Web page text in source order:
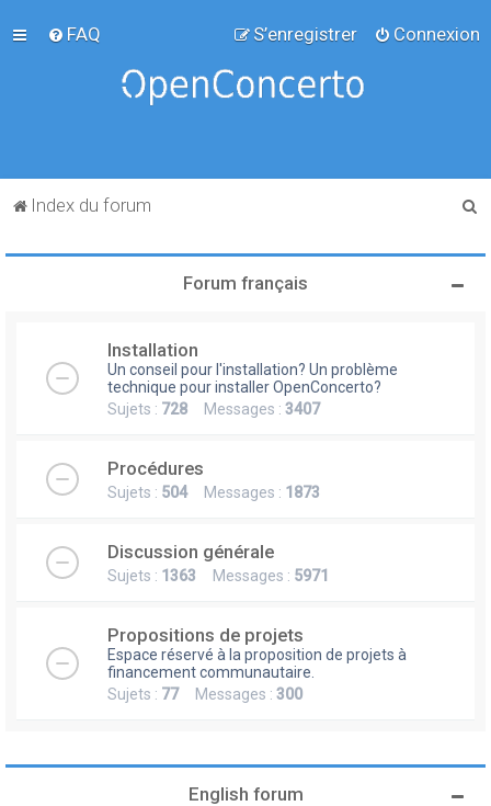
FAQ Connexion
S’enregistrer
Index du forum
Forum français
Installation
Un conseil pour l'installation? Un problème
technique pour installer OpenConcerto?
Sujets : 728 Messages : 3407
Procédures
Sujets : 504Messages : 1873
Discussion générale
Sujets : 1363 Messages : 5971
Propositions de projets
Espace réservé à la proposition de projets à
financement communautaire.
Sujets : 77Messages : 300
English forum